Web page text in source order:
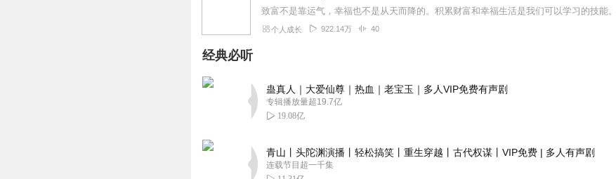
个人成长 922.14万 40
经典必听
蛊真人｜大爱仙尊｜热血｜老宝玉｜多人VIP免费有声剧
专辑播放量超19.7亿
19.08亿
青山丨头陀渊演播丨轻松搞笑丨重生穿越丨古代权谋丨VIP免费 | 多人有声剧
连载节目超一千集